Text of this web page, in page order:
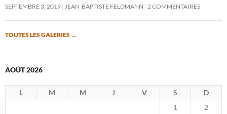
SEPTEMBRE 3, 2019
JEAN-BAPTISTE FELDMANN 2 COMMENTAIRES
TOUTES LES GALERIES →
AOÛT 2026
L M M J V S
D
1
2